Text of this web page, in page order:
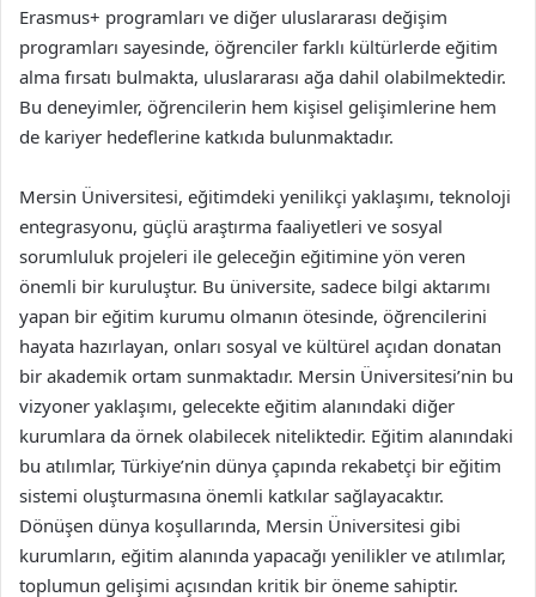
Erasmus+ programları ve diğer uluslararası değişim
programları sayesinde, öğrenciler farklı kültürlerde eğitim
alma fırsatı bulmakta, uluslararası ağa dahil olabilmektedir.
Bu deneyimler, öğrencilerin hem kişisel gelişimlerine hem
de kariyer hedeflerine katkıda bulunmaktadır.
Mersin Üniversitesi, eğitimdeki yenilikçi yaklaşımı, teknoloji
entegrasyonu, güçlü araştırma faaliyetleri ve sosyal
sorumluluk projeleri ile geleceğin eğitimine yön veren
önemli bir kuruluştur. Bu üniversite, sadece bilgi aktarımı
yapan bir eğitim kurumu olmanın ötesinde, öğrencilerini
hayata hazırlayan, onları sosyal ve kültürel açıdan donatan
bir akademik ortam sunmaktadır. Mersin Üniversitesi’nin bu
vizyoner yaklaşımı, gelecekte eğitim alanındaki diğer
kurumlara da örnek olabilecek niteliktedir. Eğitim alanındaki
bu atılımlar, Türkiye’nin dünya çapında rekabetçi bir eğitim
sistemi oluşturmasına önemli katkılar sağlayacaktır.
Dönüşen dünya koşullarında, Mersin Üniversitesi gibi
kurumların, eğitim alanında yapacağı yenilikler ve atılımlar,
toplumun gelişimi açısından kritik bir öneme sahiptir.